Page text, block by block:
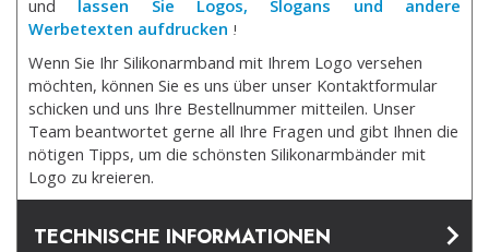
und lassen Sie Logos, Slogans und andere
Werbetexten aufdrucken !
Wenn Sie Ihr Silikonarmband mit Ihrem Logo versehen
möchten, können Sie es uns über unser Kontaktformular
schicken und uns Ihre Bestellnummer mitteilen. Unser
Team beantwortet gerne all Ihre Fragen und gibt Ihnen die
nötigen Tipps, um die schönsten Silikonarmbänder mit
Logo zu kreieren.
TECHNISCHE INFORMATIONEN